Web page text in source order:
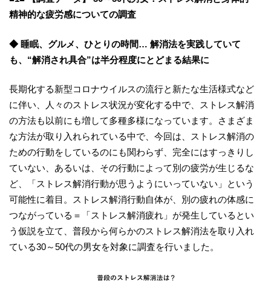
精神的な疲労感についての調査
◆ 睡眠、グルメ、ひとりの時間… 解消法を実践していて
も、“解消され具合”は半分程度にとどまる結果に
長期化する新型コロナウイルスの流行と新たな生活様式など
に伴い、人々のストレス状況が変化する中で、ストレス解消
の方法も以前にも増して多種多様になっています。さまざま
な方法が取り入れられている中で、今回は、ストレス解消の
ための行動をしているのにも関わらず、完全にはすっきりし
ていない、あるいは、その行動によって別の疲労が生じるな
ど、「ストレス解消行動が思うようにいっていない」という
可能性に着目。ストレス解消行動自体が、別の疲れの体感に
つながっている＝「ストレス解消疲れ」が発生しているとい
う仮説を立て、普段から何らかのストレス解消法を取り入れ
ている30～50代の男女を対象に調査を行いました。